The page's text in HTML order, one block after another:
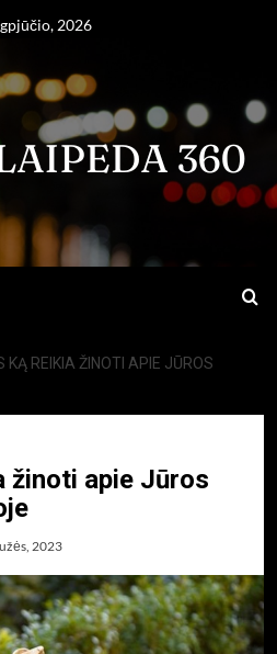
2026
KĄ REIKIA ŽINOTI APIE JŪROS
žinoti apie Jūros
2023